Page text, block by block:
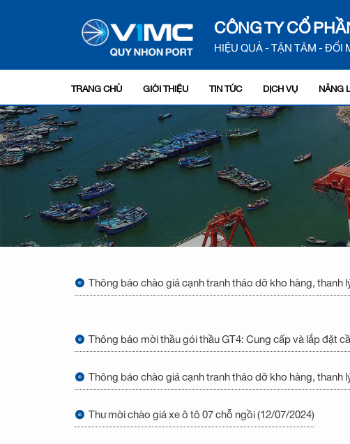
CÔNG TY CỔ
HIỆU QUẢ - TẬN TÂM - ĐỔI
TRANG CHỦ GIỚI THIỆU TIN TỨC DỊCH VỤ NĂNG
Thông báo chào giá cạnh tranh tháo dỡ kho hàng, thanh
Thông báo mời thầu gói thầu GT4: Cung cấp và lắp đặt
Thông báo chào giá cạnh tranh tháo dỡ kho hàng, thanh
Thư mời chào giá xe ô tô 07 chỗ ngồi (12/07/2024)